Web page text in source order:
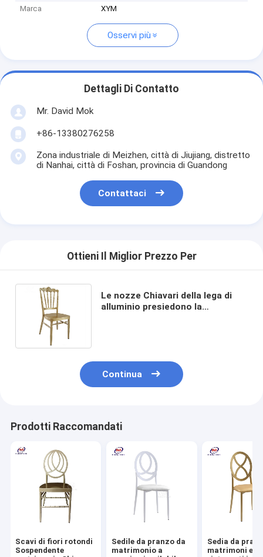
Marca
XYM
Osservi più
Dettagli Di Contatto
Mr. David Mok
+86-13380276258
Zona industriale di Meizhen, città di Jiujiang, distretto
di Nanhai, città di Foshan, provincia di Guandong
Contattaci
Ottieni Il Miglior Prezzo Per
Le nozze Chiavari della lega di
alluminio presiedono la
Continua
Prodotti Raccomandati
Scavi di fiori rotondi
Sospendente
Sedile da pranzo da
matrimonio a
Sedia da
matrimoni e